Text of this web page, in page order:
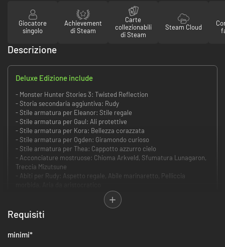
Giocatore
singolo
Achievement
di Steam
Carte
collezionabili
di Steam
Steam Cloud
Descrizione
Deluxe Edizione include
- Monster Hunter Stories 3: Twisted Reflection
- Storia secondaria aggiuntiva: Rudy
- Stile armatura per Eleanor: Stile regale
- Stile armatura per Gaul: Ali protettive
- Stile armatura per Kora: Bellezza corazzata
- Stile armatura per Ogden: Giramondo curioso
- Stile armatura per Thea: Cappotto azzurro cielo
- Acconciature mostruose: Chioma Arkveld, Sfumatura Lunagaron,
Treccia Mizutsune
- Abiti per Rudy: Aspetto regale, Abile marinaretto, Pelliccia
Il terzo titolo della serie RPG Monster Hunter Stories è qui!
Rathalos gemelli, nati per un capriccio del destino.
Hunter in cui puoi diventare un Rider, e allevare e stringere legami con i
Requisiti
minimi*